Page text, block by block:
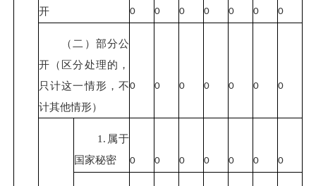
开
0 0 0 0 0 0 0
（二）部分公
开（区分处理的，
只计这一情形，不
计其他情形）
0 0 0 0 0 0 0
1.属于
国家秘密
0 0 0 0 0 0 0